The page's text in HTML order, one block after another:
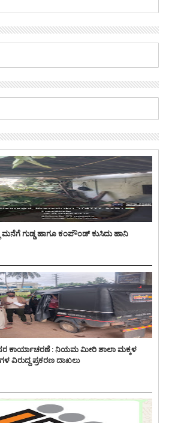
ಮನೆಗೆ ಗುಡ್ಡ ಹಾಗೂ ಕಂಪೌಂಡ್ ಕುಸಿದು ಹಾನಿ
ಕಾರ್ಯಾಚರಣೆ : ನಿಯಮ ಮೀರಿ ಶಾಲಾ ಮಕ್ಕಳ
ವಿರುದ್ದ ಪ್ರಕರಣ ದಾಖಲು